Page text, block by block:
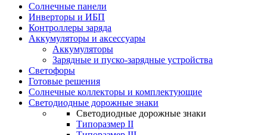
Солнечные панели
Инверторы и ИБП
Контроллеры заряда
Аккумуляторы и аксессуары
Аккумуляторы
Зарядные и пуско-зарядные устройства
Светофоры
Готовые решения
Солнечные коллекторы и комплектующие
Светодиодные дорожные знаки
Светодиодные дорожные знаки
Типоразмер II